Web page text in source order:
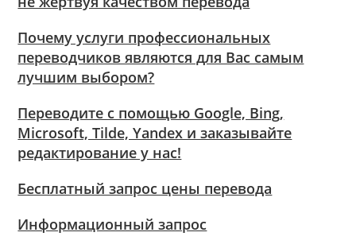
Почему услуги профессиональных
переводчиков являются для Вас самым
лучшим выбором?
Переводите с помощью Google, Bing,
Microsoft, Tilde, Yandex и заказывайте
редактирование у нас!
Бесплатный запрос цены перевода
Информационный запрос